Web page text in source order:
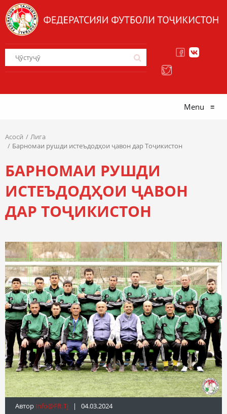
Menu ≡
Асосӣ
Лига
Барномаи рушди истеъдодҳои ҷавон дар Тоҷикистон
БАРНОМАИ РУШДИ
ИСТЕЪДОДҲОИ ҶАВОН
ДАР ТОҶИКИСТОН
Автор Info@fft.tj | 04.03.2024